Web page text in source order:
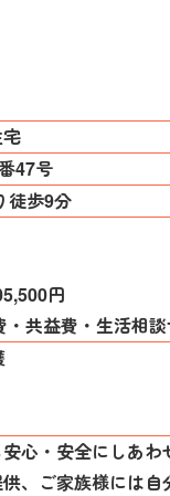
47号
歩9分
円
共益費・生活相
心・安全にしあ
、ご家族様には